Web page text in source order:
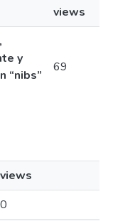
views
y
“nibs”
69
views
0